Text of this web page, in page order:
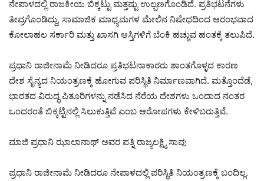
ನೇಪಾಳದಲ್ಲಿ ರಾಜಕೀಯ ಬಿಕ್ಕಟ್ಟು ಮತ್ತಷ್ಟು ಉಲ್ಬಣಗೊಂಡಿದೆ. ಪ್ರತಿಭಟನೆಗಳು
ತೀವ್ರಗೊಂಡಿದ್ದು, ಸಾಮಾಜಿಕ ಮಾಧ್ಯಮಗಳ ಮೇಲಿನ ನಿಷೇಧದಿಂದ ಆರಂಭವಾದ
ಕೋಲಾಹಲ ಸರ್ಕಾರಿ ಮತ್ತು ಖಾಸಗಿ ಆಸ್ತಿಗಳಿಗೆ ಬೆಂಕಿ ಹಚ್ಚುವ ಹಂತಕ್ಕೆ ತಲುಪಿದೆ.
ಪ್ರಧಾನಿ ರಾಜೀನಾಮೆ ನೀಡಿದರೂ ಪ್ರತಿಭಟನಾಕಾರರು ಶಾಂತಗೊಳ್ಳದ ಕಾರಣ
ದೇಶ ಸೈನ್ಯದ ನಿಯಂತ್ರಣಕ್ಕೆ ಹೋಗುವ ಪರಿಸ್ಥಿತಿ ನಿರ್ಮಾಣವಾಗಿದೆ. ಮತ್ತೊಂದೆಡೆ,
ಭಾರತದ ವಿರುದ್ಧ ಪಿತೂರಿಗಳನ್ನು ನಡೆಸಿದ ನೆರೆಯ ದೇಶಗಳು ಒಂದಾದ ನಂತರ
ಒಂದರಂತೆ ಬಿಕ್ಕಟ್ಟಿನಲ್ಲಿ ಸಿಲುಕುತ್ತಿವೆ ಎಂಬ ಆರೋಪಗಳು ಕೇಳಿಬರುತ್ತಿವೆ.
ಮಾಜಿ ಪ್ರಧಾನಿ ಝಾಲಾನಾಥ್ ಅವರ ಪತ್ನಿ ರಾಜ್ಯಲಕ್ಷ್ಮಿ ಸಾವು
ಪ್ರಧಾನಿ ರಾಜೀನಾಮೆ ನೀಡಿದರೂ ನೇಪಾಳದಲ್ಲಿ ಪರಿಸ್ಥಿತಿ ನಿಯಂತ್ರಣಕ್ಕೆ ಬಂದಿಲ್ಲ.